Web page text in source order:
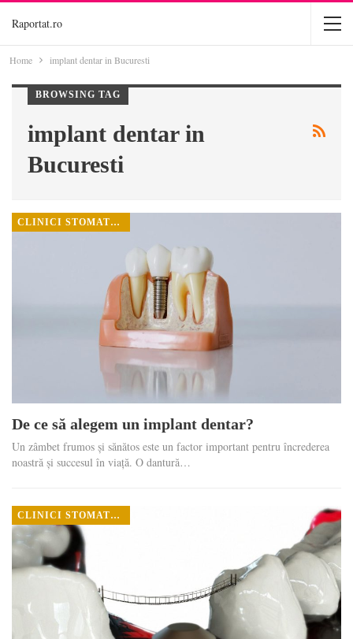
Raportat.ro
Home implant dentar in Bucuresti
BROWSING TAG
implant dentar in
Bucuresti
CLINICI STOMATOLOGICE
De ce să alegem un implant dentar?
Un zâmbet frumos și sănătos este un factor important pentru încrederea
noastră și succesul în viață. O dantură…
CLINICI STOMATOLOGICE